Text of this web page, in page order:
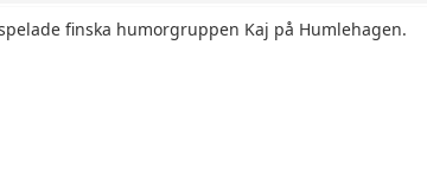
finska humorgruppen Kaj på Humlehagen.